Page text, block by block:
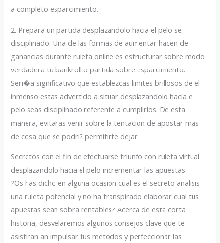
a completo esparcimiento.
2. Prepara un partida desplazandolo hacia el pelo se
disciplinado: Una de las formas de aumentar hacen de
ganancias durante ruleta online es estructurar sobre modo
verdadera tu bankroll o partida sobre esparcimiento.
Seri�a significativo que establezcas limites brillosos de el
inmenso estas advertido a situar desplazandolo hacia el
pelo seas disciplinado referente a cumplirlos. De esta
manera, evitaras venir sobre la tentacion de apostar mas
de cosa que se podri? permitirte dejar.
Secretos con el fin de efectuarse triunfo con ruleta virtual
desplazandolo hacia el pelo incrementar las apuestas
?Os has dicho en alguna ocasion cual es el secreto analisis
una ruleta potencial y no ha transpirado elaborar cual tus
apuestas sean sobra rentables? Acerca de esta corta
historia, desvelaremos algunos consejos clave que te
asistiran an impulsar tus metodos y perfeccionar las